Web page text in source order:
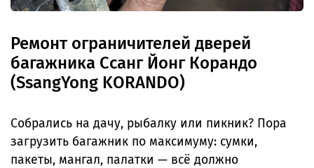
Ремонт ограничителей дверей
багажника Ссанг Йонг Корандо
(SsangYong KORANDO)
Собрались на дачу, рыбалку или пикник? Пора
загрузить багажник по максимуму: сумки,
пакеты, мангал, палатки — всё должно